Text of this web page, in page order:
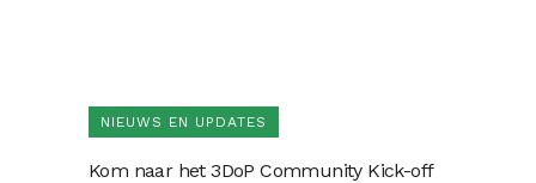
NIEUWS EN UPDATES
Kom naar het 3DoP Community Kick-off